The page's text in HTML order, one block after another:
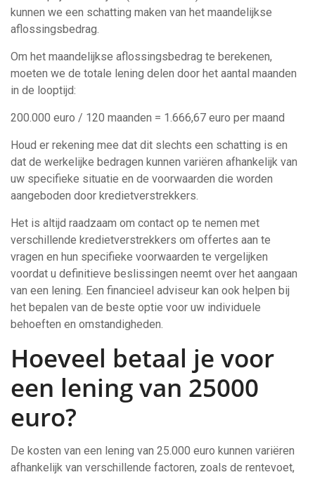
kunnen we een schatting maken van het maandelijkse
aflossingsbedrag.
Om het maandelijkse aflossingsbedrag te berekenen,
moeten we de totale lening delen door het aantal maanden
in de looptijd:
200.000 euro / 120 maanden = 1.666,67 euro per maand
Houd er rekening mee dat dit slechts een schatting is en
dat de werkelijke bedragen kunnen variëren afhankelijk van
uw specifieke situatie en de voorwaarden die worden
aangeboden door kredietverstrekkers.
Het is altijd raadzaam om contact op te nemen met
verschillende kredietverstrekkers om offertes aan te
vragen en hun specifieke voorwaarden te vergelijken
voordat u definitieve beslissingen neemt over het aangaan
van een lening. Een financieel adviseur kan ook helpen bij
het bepalen van de beste optie voor uw individuele
behoeften en omstandigheden.
Hoeveel betaal je voor
een lening van 25000
euro?
De kosten van een lening van 25.000 euro kunnen variëren
afhankelijk van verschillende factoren, zoals de rentevoet,